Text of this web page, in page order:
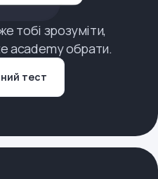
тобі зрозуміти,
academy обрати.
тест